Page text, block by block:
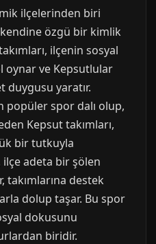
ilçelerinden biri
özgü bir kimlik
ilçenin sosyal
oynar ve Kepsutlular
duygusu yaratır.
popüler spor dalı olup,
Kepsut takımları,
bir tutkuyla
adeta bir şölen
destek
dolup taşar. Bu spor
dokusunu
biridir.